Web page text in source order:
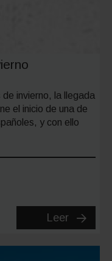
invierno, la llegada
el inicio de una de
y con ello
Leer
Esquiar